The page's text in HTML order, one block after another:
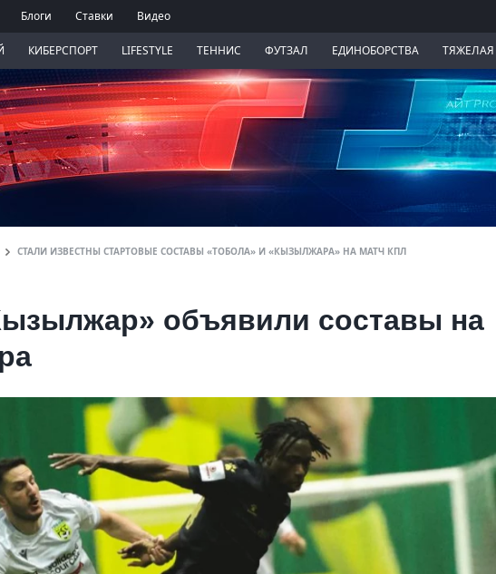
Блоги Ставки Видео
КИБЕРСПОРТ LIFESTYLE ТЕННИС ФУТЗАЛ ЕДИНОБОРСТВА ТЯЖЕЛАЯ
СТАЛИ ИЗВЕСТНЫ СТАРТОВЫЕ СОСТАВЫ «ТОБОЛА» И «КЫЗЫЛЖАРА» НА МАТЧ КПЛ
объявили составы на